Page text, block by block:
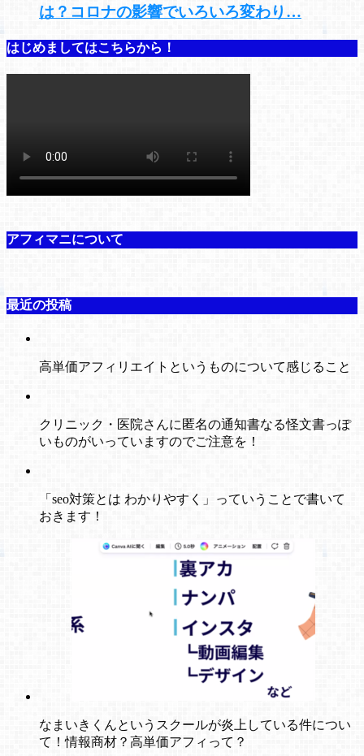
は？コロナの影響でいろいろ変わり…
はじめましてはこちらから！
アフィマニについて
最近の投稿
高単価アフィリエイトというものについて感じること
クリニック・医院さんに匿名の通知書なる怪文書っぽ
いものがいっていますのでご注意を！
「seo対策とは わかりやすく」っていうことで書いて
おきます！
なまいきくんというスクールが炎上している件につい
て！情報商材？高単価アフィって？